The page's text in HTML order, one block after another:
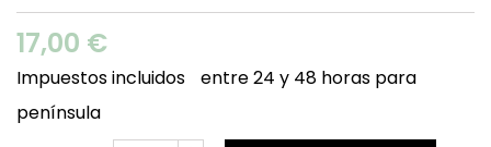
17,00 €
Impuestos incluidos
entre 24 y 48 horas para
península